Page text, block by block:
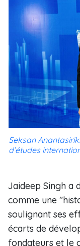
Seksan
d’études
Jaideep Singh a
comme une
soulignant ses
écarts de
fondateurs et le